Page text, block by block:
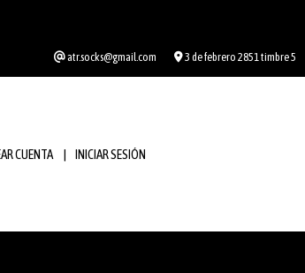
atr.socks@gmail.com 3 de febrero 2851 timbre 5
CUENTA INICIAR SESIÓN